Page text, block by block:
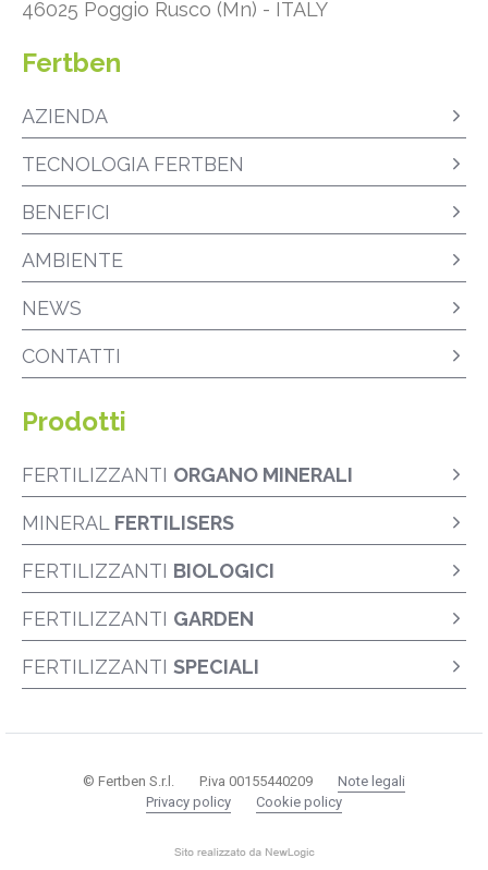
46025 Poggio Rusco (Mn) - ITALY
Fertben
AZIENDA
TECNOLOGIA FERTBEN
BENEFICI
AMBIENTE
NEWS
CONTATTI
Prodotti
FERTILIZZANTI ORGANO MINERALI
MINERAL FERTILISERS
FERTILIZZANTI BIOLOGICI
FERTILIZZANTI GARDEN
FERTILIZZANTI SPECIALI
© Fertben S.r.l. P.iva 00155440209
Note legali
Privacy policy
Cookie policy